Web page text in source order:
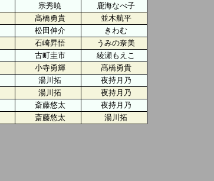
宗秀暁
鹿海なべ子
髙橋勇貴
並木航平
松田伸介
きわむ
石崎昇悟
うみの奈美
古町圭市
綾瀬もえこ
小寺勇輝
髙橋勇貴
湯川拓
夜持月乃
湯川拓
夜持月乃
斎藤悠太
夜持月乃
斎藤悠太 湯川拓